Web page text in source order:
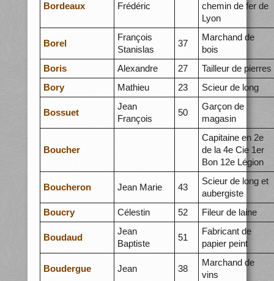
Bordeaux Frédéric
chemin de fer de
Lyon
Borel
François
Stanislas
37
Marchand de
bois
Boris
Alexandre 27
Tailleur de pierres
Bory
Mathieu 23 Scieur de long
Bossuet
Jean
François
50
Garçon de
magasin
Boucher
Capitaine en 2e
de la 4e Cie 1er
Bon 12e Légion
Boucheron Jean Marie 43
Scieur de long et
aubergiste
Boucry
Célestin 52 Fileur de laine
Boudaud
Jean
Baptiste
51
Fabricant de
papier peint
Boudergue Jean 38
Marchand de
vins